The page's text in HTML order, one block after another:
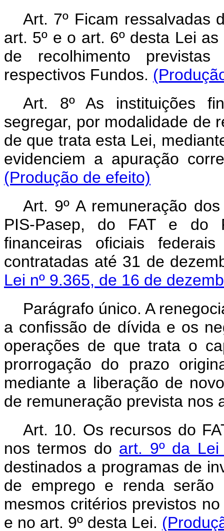
Art. 7º Ficam ressalvadas
art. 5º e o art. 6º desta Lei
de recolhimento
respectivos Fundos.
Art. 8ºAs instituições
segregar, por modalidade de
de que trata esta Lei,
evidenciem a apuração
(Produção de efeito)
Art. 9º A remuneração
PIS-Pasep, do FAT e do
financeiras oficiais
contratadas até 31 de
Lei nº 9.365, de 16 de
Parágrafo único. A
a confissão de dívida e os
operações de que trata o
prorrogação do prazo
mediante a liberação de
de remuneração prevista nos
Art. 10. Os recursos do
nos termos do art. 9º da
destinados a programas de
de emprego e renda serão
mesmos critérios previstos
e no art. 9º desta Lei.